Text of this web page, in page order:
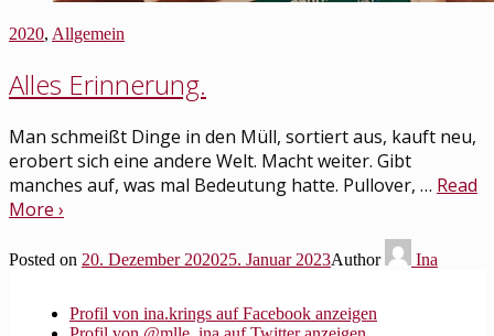
2020, Allgemein
Alles Erinnerung.
Man schmeißt Dinge in den Müll, sortiert aus, kauft neu,
erobert sich eine andere Welt. Macht weiter. Gibt
manches auf, was mal Bedeutung hatte. Pullover, … Read
More ›
Posted on 20. Dezember 202025. Januar 2023Author Ina
Profil von ina.krings auf Facebook anzeigen